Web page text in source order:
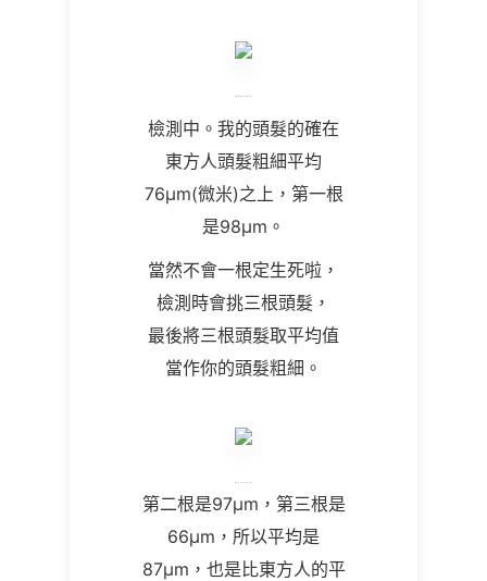
檢測中。我的頭髮的確在
東方人頭髮粗細平均
76µm(微米)之上，第一根
是98µm 。
當然不會一根定生死啦，
檢測時會挑三根頭髮，
最後將三根頭髮取平均值
當作你的頭髮粗細。
第二根是97µm，第三根是
66µm，所以平均是
87µm，也是比東方人的平